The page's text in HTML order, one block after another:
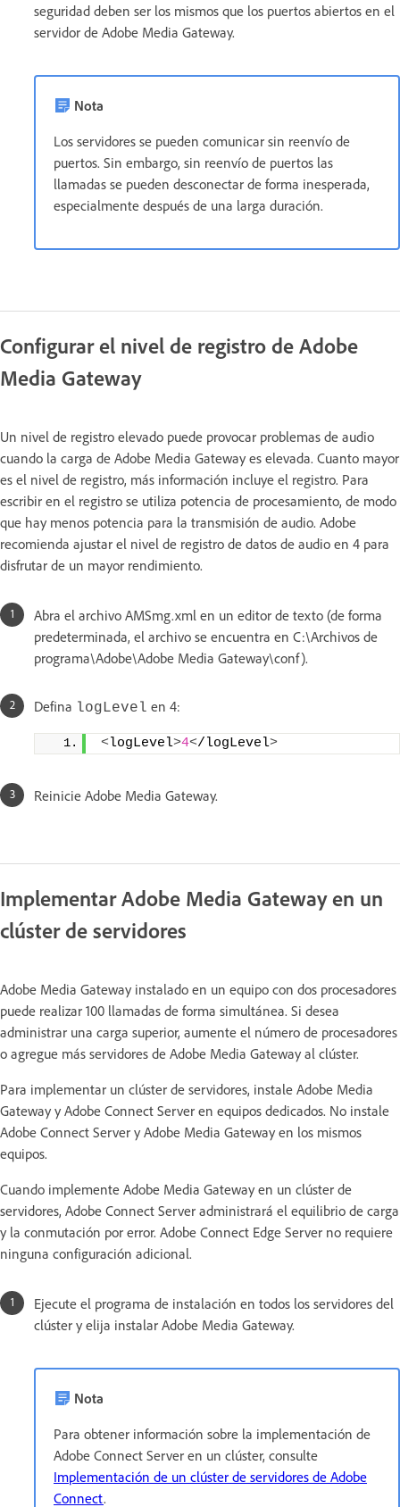
seguridad deben ser los mismos que los puertos abiertos en el
servidor de Adobe Media Gateway.
Nota
Los servidores se pueden comunicar sin reenvío de
puertos. Sin embargo, sin reenvío de puertos las
llamadas se pueden desconectar de forma inesperada,
especialmente después de una larga duración.
Configurar el nivel de registro de Adobe
Media Gateway
Un nivel de registro elevado puede provocar problemas de audio
cuando la carga de Adobe Media Gateway es elevada. Cuanto mayor
es el nivel de registro, más información incluye el registro. Para
escribir en el registro se utiliza potencia de procesamiento, de modo
que hay menos potencia para la transmisión de audio. Adobe
recomienda ajustar el nivel de registro de datos de audio en 4 para
disfrutar de un mayor rendimiento.
Abra el archivo AMSmg.xml en un editor de texto (de forma
predeterminada, el archivo se encuentra en C:\Archivos de
programa\Adobe\Adobe Media Gateway\conf).
Defina logLevel en 4:
<logLevel>4</logLevel>
Reinicie Adobe Media Gateway.
Implementar Adobe Media Gateway en un
clúster de servidores
Adobe Media Gateway instalado en un equipo con dos procesadores
puede realizar 100 llamadas de forma simultánea. Si desea
administrar una carga superior, aumente el número de procesadores
o agregue más servidores de Adobe Media Gateway al clúster.
Para implementar un clúster de servidores, instale Adobe Media
Gateway y Adobe Connect Server en equipos dedicados. No instale
Adobe Connect Server y Adobe Media Gateway en los mismos
equipos.
Cuando implemente Adobe Media Gateway en un clúster de
servidores, Adobe Connect Server administrará el equilibrio de carga
y la conmutación por error. Adobe Connect Edge Server no requiere
ninguna configuración adicional.
Ejecute el programa de instalación en todos los servidores del
clúster y elija instalar Adobe Media Gateway.
Nota
Para obtener información sobre la implementación de
Adobe Connect Server en un clúster, consulte
Implementación de un clúster de servidores de Adobe
Connect.